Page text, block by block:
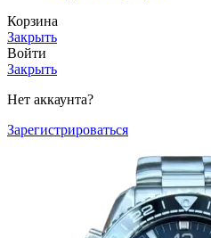
Корзина
Закрыть
Войти
Закрыть
Нет аккаунта?
Зарегистрироваться